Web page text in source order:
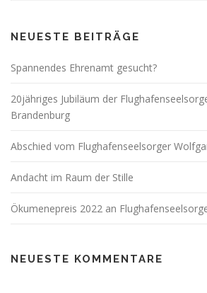
NEUESTE BEITRÄGE
Spannendes Ehrenamt gesucht?
20jähriges Jubiläum der
Brandenburg
Abschied vom Flughafenseelsorger
Andacht im Raum der Stille
Ökumenepreis 2022 an
NEUESTE KOMMENTARE